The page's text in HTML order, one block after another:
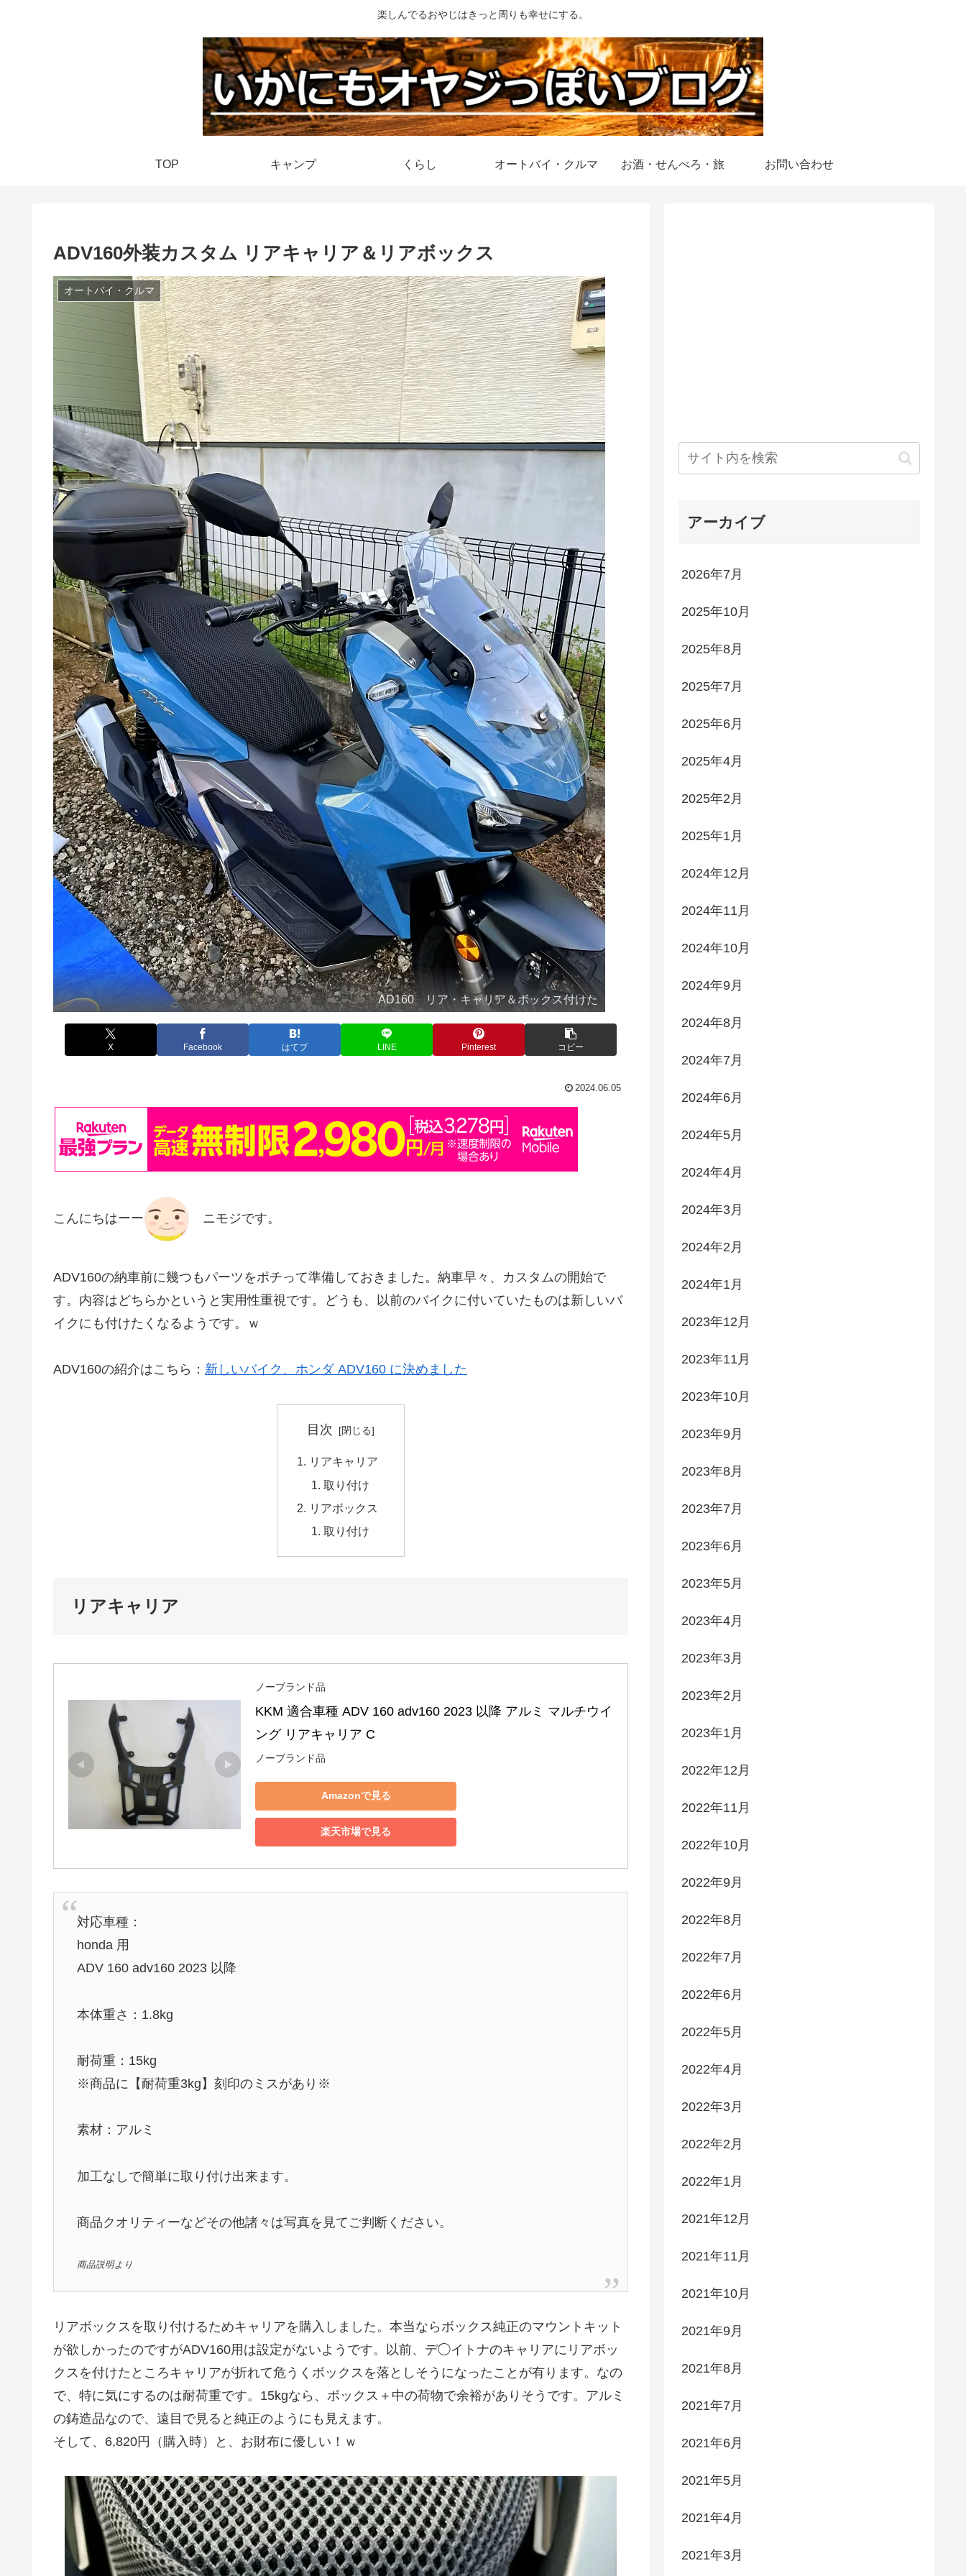
楽しんでるおやじはきっと周りも幸せにする。
TOP キャンプ くらし オートバイ・クルマ お酒・せんべろ・旅 お問い合わせ
ADV160外装カスタム リアキャリア＆リアボックス
オートバイ・クルマ
AD160 リア・キャリア＆ボックス付けた
X Facebook はてブ LINE Pinterest コピー
2024.06.05
こんにちはーー ニモジです。
ADV160の納車前に幾つもパーツをポチって準備しておきました。納車早々、カスタムの開始で
す。内容はどちらかというと実用性重視です。どうも、以前のバイクに付いていたものは新しいバ
イクにも付けたくなるようです。ｗ
ADV160の紹介はこちら： 新しいバイク、ホンダ ADV160 に決めました
目次
リアキャリア
取り付け
リアボックス
取り付け
リアキャリア
ノーブランド品
KKM 適合車種 ADV 160 adv160 2023 以降 アルミ マルチウイ
ング リアキャリア C
ノーブランド品
Amazonで見る
楽天市場で見る
対応車種：
honda 用
ADV 160 adv160 2023 以降
本体重さ：1.8kg
耐荷重：15kg
※商品に【耐荷重3kg】刻印のミスがあり※
素材：アルミ
加工なしで簡単に取り付け出来ます。
商品クオリティーなどその他諸々は写真を見てご判断ください。
商品説明より
リアボックスを取り付けるためキャリアを購入しました。本当ならボックス純正のマウントキット
が欲しかったのですがADV160用は設定がないようです。以前、デ◯イトナのキャリアにリアボッ
クスを付けたところキャリアが折れて危うくボックスを落としそうになったことが有ります。なの
で、特に気にするのは耐荷重です。15kgなら、ボックス＋中の荷物で余裕がありそうです。アルミ
の鋳造品なので、遠目で見ると純正のようにも見えます。
そして、6,820円（購入時）と、お財布に優しい！ｗ
アーカイブ
2026年7月
2025年10月
2025年8月
2025年7月
2025年6月
2025年4月
2025年2月
2025年1月
2024年12月
2024年11月
2024年10月
2024年9月
2024年8月
2024年7月
2024年6月
2024年5月
2024年4月
2024年3月
2024年2月
2024年1月
2023年12月
2023年11月
2023年10月
2023年9月
2023年8月
2023年7月
2023年6月
2023年5月
2023年4月
2023年3月
2023年2月
2023年1月
2022年12月
2022年11月
2022年10月
2022年9月
2022年8月
2022年7月
2022年6月
2022年5月
2022年4月
2022年3月
2022年2月
2022年1月
2021年12月
2021年11月
2021年10月
2021年9月
2021年8月
2021年7月
2021年6月
2021年5月
2021年4月
2021年3月